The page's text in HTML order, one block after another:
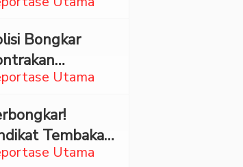
Ditangkap
Utama
Bongkar
27,96
Utama
Tembakau
Bermodus